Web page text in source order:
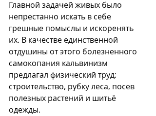
Главной задачей живых было
непрестанно искать в себе
грешные помыслы и искоренять
их. В качестве единственной
отдушины от этого болезненного
самокопания кальвинизм
предлагал физический труд:
строительство, рубку леса, посев
полезных растений и шитьё
одежды.